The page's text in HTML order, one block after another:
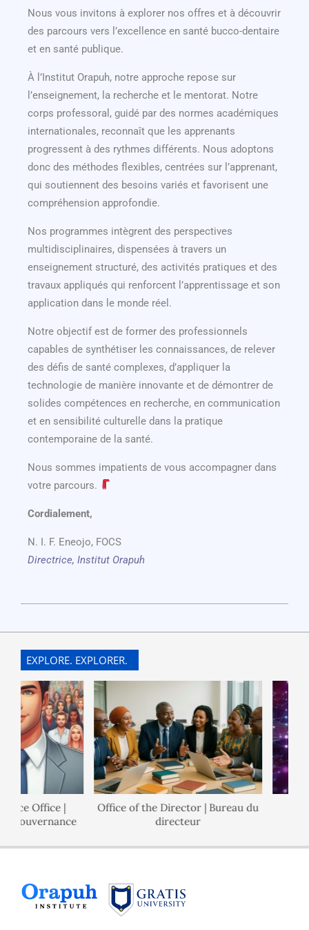
Nous vous invitons à explorer nos offres et à découvrir
des parcours vers l’excellence en santé bucco-dentaire
et en santé publique.
À l’Institut Orapuh, notre approche repose sur
l’enseignement, la recherche et le mentorat. Notre
corps professoral, guidé par des normes académiques
internationales, reconnaît que les apprenants
progressent à des rythmes différents. Nous adoptons
donc des méthodes flexibles, centrées sur l’apprenant,
qui soutiennent des besoins variés et favorisent une
compréhension approfondie.
Nos programmes intègrent des perspectives
multidisciplinaires, dispensées à travers un
enseignement structuré, des activités pratiques et des
travaux appliqués qui renforcent l’apprentissage et son
application dans le monde réel.
Notre objectif est de former des professionnels
capables de synthétiser les connaissances, de relever
des défis de santé complexes, d’appliquer la
technologie de manière innovante et de démontrer de
solides compétences en recherche, en communication
et en sensibilité culturelle dans la pratique
contemporaine de la santé.
Nous sommes impatients de vous accompagner dans
votre parcours.
Cordialement,
N. I. F. Eneojo, FOCS
Directrice, Institut Orapuh
EXPLORE. EXPLORER.
Office |
Office of the Director | Bureau du
directeur